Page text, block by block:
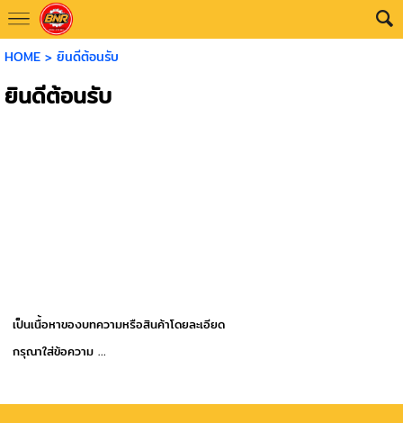
HOME> ยินดีต้อนรับ
ยินดีต้อนรับ
เป็นเนื้อหาของบทความหรือสินค้าโดยละเอียด
กรุณาใส่ข้อความ …